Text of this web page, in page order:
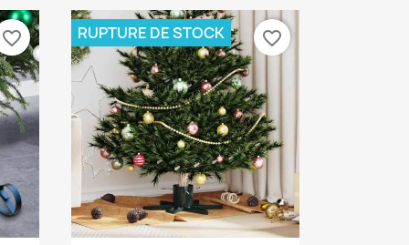
favorite_border RUPTURE DE STOCK favorite_border